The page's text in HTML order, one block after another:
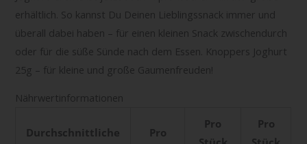
erhältlich. So kannst Du Deinen Lieblingssnack immer und
überall dabei haben – für einen kleinen Snack zwischendurch
oder für die süße Sünde nach dem Essen. Knoppers Joghurt
25g – für kleine und große Gaumenfreuden!
Nährwertinformationen
Durchschnittliche
Pro
Pro
Pro